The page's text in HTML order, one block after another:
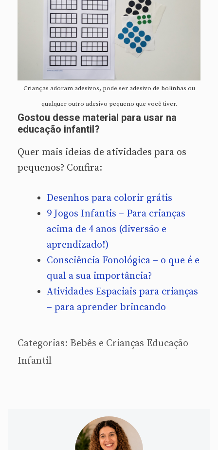
Crianças adoram adesivos, pode ser adesivo de bolinhas ou
qualquer outro adesivo pequeno que você tiver.
Gostou desse material para usar na
educação infantil?
Quer mais ideias de atividades para os
pequenos? Confira:
Desenhos para colorir grátis
9 Jogos Infantis – Para crianças
acima de 4 anos (diversão e
aprendizado!)
Consciência Fonológica – o que é e
qual a sua importância?
Atividades Espaciais para crianças
– para aprender brincando
Categorias: Bebês e Crianças Educação
Infantil